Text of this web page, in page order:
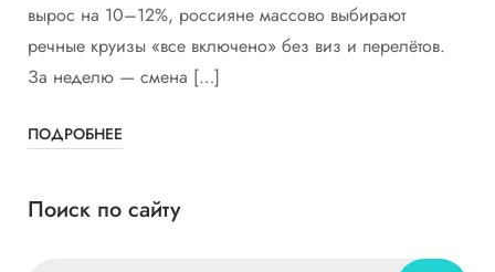
вырос на 10–12%, россияне массово выбирают
речные круизы «все включено» без виз и перелётов.
За неделю — смена […]
ПОДРОБНЕЕ
Поиск по сайту